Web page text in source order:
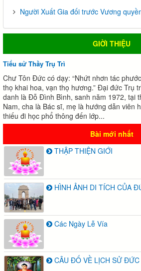
Người Xuất Gia đối trước Vương
GIỜI THIỆU
Tiểu sử Thầy Trụ Trì
Chư Tôn Đức có dạy: “Nhứt nhơn tác
thọ khai hoa, vạn thọ hương.” Đại đức Trụ
danh là Đỗ Đình Bình, sanh năm 1972, tại
Nam, cha là Bác sĩ, mẹ là hướng dẫn viên
thiếu đi học phổ thông đến lớp...
Bài mới nhất
THẬP THIỆN GIỚI
HÌNH ẢNH DI TÍCH CỦA
Các Ngày Lễ Vía
CÂU ĐỐ VỀ LỊCH SỬ ĐỨC